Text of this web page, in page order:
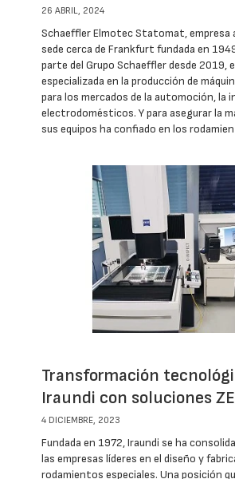
26 ABRIL, 2024
Schaeffler Elmotec Statomat, empresa
sede cerca de Frankfurt fundada en
parte del Grupo Schaeffler desde 2019,
especializada en la producción de
para los mercados de la automoción, la
electrodomésticos. Y para asegurar la
sus equipos ha confiado en los
Transformación
Iraundi con soluciones
4 DICIEMBRE, 2023
Fundada en 1972, Iraundi se ha
las empresas líderes en el diseño y
rodamientos especiales. Una posición